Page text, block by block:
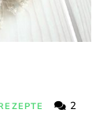
2